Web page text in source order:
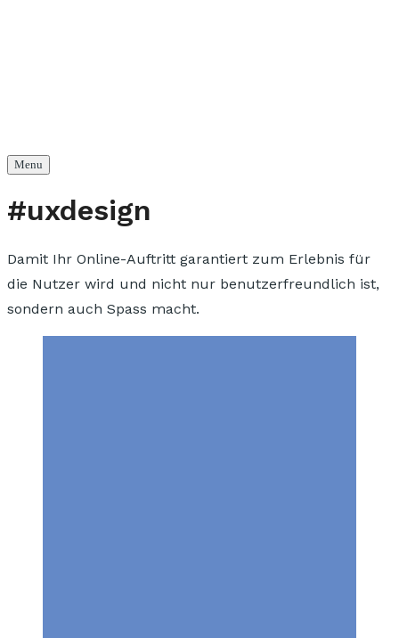
Menu
#uxdesign
Damit Ihr Online-Auftritt garantiert zum Erlebnis für
die Nutzer wird und nicht nur benutzerfreundlich ist,
sondern auch Spass macht.